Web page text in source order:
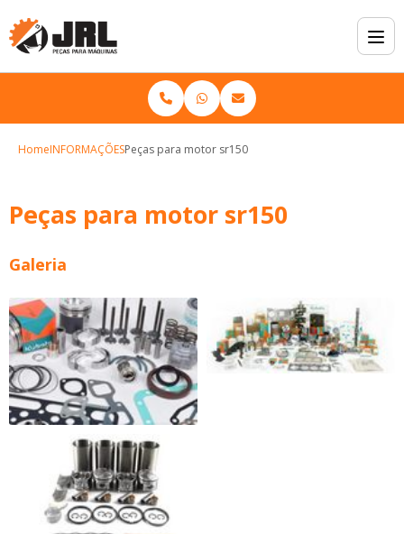
HomeINFORMAÇÕESPeças para motor sr150
Peças para motor sr150
Galeria